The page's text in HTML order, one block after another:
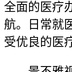
全面的医疗
航。日常就
受优良的医